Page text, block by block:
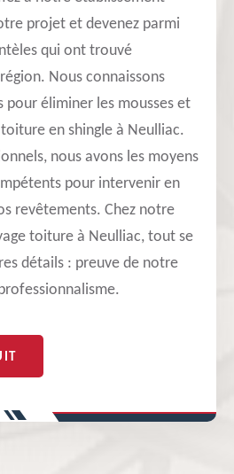
projet et devenez parmi
qui ont trouvé
Nous connaissons
pour éliminer les mousses et
en shingle à Neulliac.
nous avons les moyens
pour intervenir en
revêtements. Chez notre
toiture à Neulliac, tout se
détails : preuve de notre